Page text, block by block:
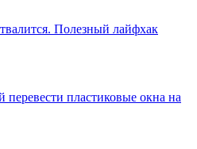
Полезный лайфхак
перевести пластиковые окна на